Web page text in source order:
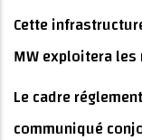
Cette
MW exploitera
Le cadre
communiqué